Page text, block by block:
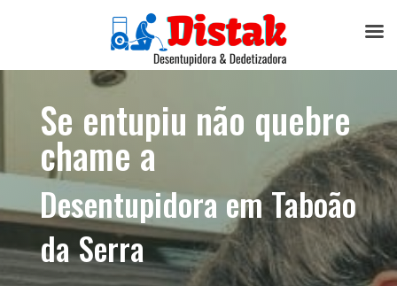
Se entupiu não quebre
chame a
Desentupidora em Taboão
da Serra​